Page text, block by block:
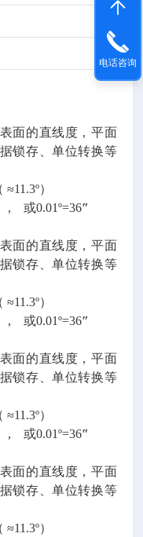
面的直线度，平面
锁存、单位转换等
）
, 或0.01º=36″
面的直线度，平面
锁存、单位转换等
）
, 或0.01º=36″
面的直线度，平面
锁存、单位转换等
）
, 或0.01º=36″
面的直线度，平面
锁存、单位转换等
）
电话咨询